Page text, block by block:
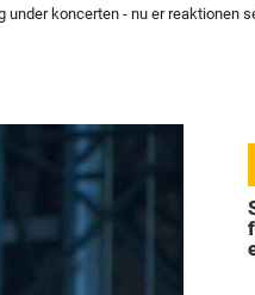
koncerten - nu er reaktionen